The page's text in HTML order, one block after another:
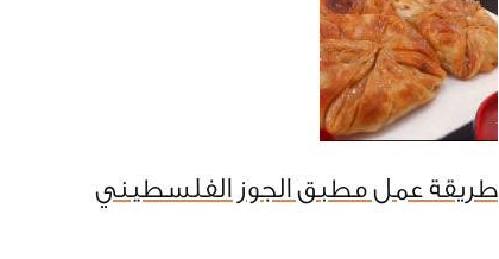
طريقة عمل مطبق الجوز الفلسطيني